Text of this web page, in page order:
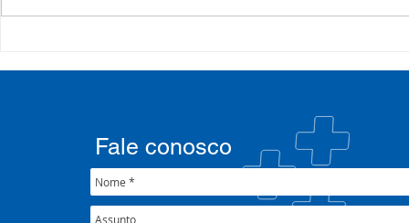
001/2022
Fale conosco